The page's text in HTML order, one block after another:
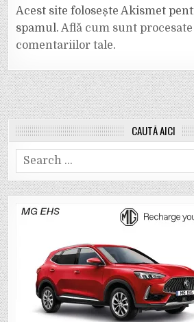
Acest site folosește Akismet
spamul.Află cum sunt procesate
comentariilor tale.
CAUTĂ AICI
Search
for: